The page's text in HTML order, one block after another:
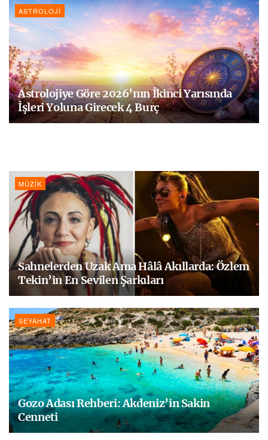
ASTROLOJI
Astrolojiye Göre 2026’nın İkinci Yarısında
İşleri Yoluna Girecek 4 Burç
MÜZIK
Sahnelerden Uzak Ama Hâlâ Akıllarda: Özlem
Tekin’in En Sevilen Şarkıları
SEYAHAT
Gozo Adası Rehberi: Akdeniz’in Sakin
Cenneti